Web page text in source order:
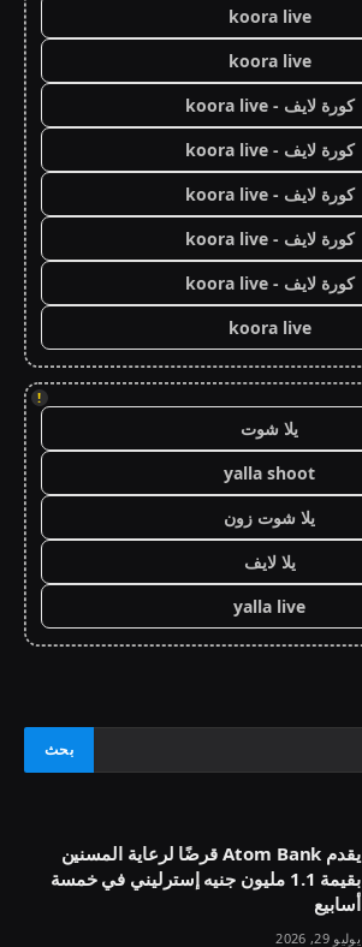
koora live
koora live
كورة لايف - koora live
كورة لايف - koora live
كورة لايف - koora live
كورة لايف - koora live
كورة لايف - koora live
koora live
!
يلا شوت
yalla shoot
يلا شوت زون
يلا لايف
yalla live
يقدم Atom Bank قرضًا لرعاية المسنين
بقيمة 1.1 مليون جنيه إسترليني في خمسة
أسابيع
يوليو 29, 2026